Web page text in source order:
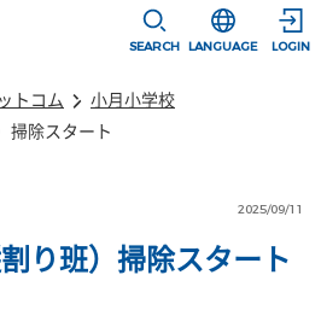
SEARCH
選択すると言
LANGUAGE LOGIN
トコム
小月小学校
掃除スタート
2025/09/11
り班）掃除スタート